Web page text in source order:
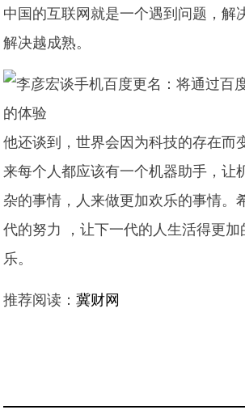
中国的互联网就是一个遇到问题，解
解决越成熟。
他还谈到，世界会因为科技的存在而
来每个人都应该有一个机器助手，让
杂的事情，人来做更加欢乐的事情。
代的努力 ，让下一代的人生活得更
乐。
推荐阅读：冀财网